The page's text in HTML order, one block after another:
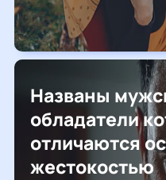
Названы
обладатели
отличаются
жестокостью